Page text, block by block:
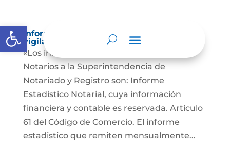
Abrir barra de herramientas
Informes a organismos de inspección,
vigilancia y control
«Los informes que presentan los Señores
Notarios a la Superintendencia de
Notariado y Registro son: Informe
Estadistico Notarial, cuya información
financiera y contable es reservada. Artículo
61 del Código de Comercio. El informe
estadistico que remiten mensualmente...